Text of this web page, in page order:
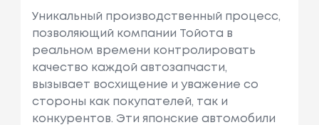
Уникальный производственный процесс,
позволяющий компании Тойота в
реальном времени контролировать
качество каждой автозапчасти,
вызывает восхищение и уважение со
стороны как покупателей, так и
конкурентов. Эти японские автомобили